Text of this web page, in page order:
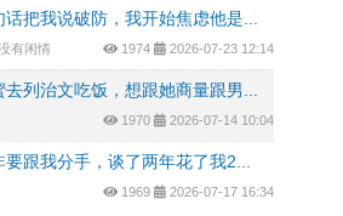
话把我说破防，我开始焦虑他是...
有闲情 1974 2026-07-23 12:14
去列治文吃饭，想跟她商量跟男...
1970 2026-07-14 10:04
要跟我分手，谈了两年花了我2...
1969 2026-07-17 16:34